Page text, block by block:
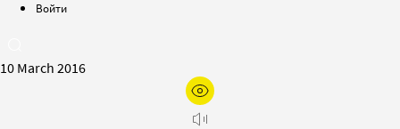
Войти
10 March 2016